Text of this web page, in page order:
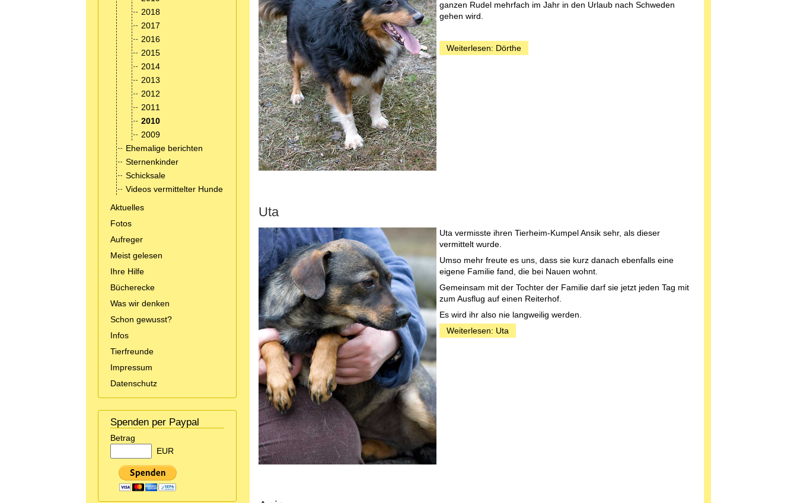
2018
2017
2016
2015
2014
2013
2012
2011
2010
2009
Ehemalige berichten
Sternenkinder
Schicksale
Videos vermittelter Hunde
Aktuelles
Fotos
Aufreger
Meist gelesen
Ihre Hilfe
Bücherecke
Was wir denken
Schon gewusst?
Infos
Tierfreunde
Impressum
Datenschutz
Spenden per Paypal
Betrag
EUR
ganzen Rudel mehrfach im Jahr in den Urlaub nach Schweden
gehen wird.
Weiterlesen: Dörthe
Uta
Uta vermisste ihren Tierheim-Kumpel Ansik sehr, als dieser
vermittelt wurde.
Umso mehr freute es uns, dass sie kurz danach ebenfalls eine
eigene Familie fand, die bei Nauen wohnt.
Gemeinsam mit der Tochter der Familie darf sie jetzt jeden Tag mit
zum Ausflug auf einen Reiterhof.
Es wird ihr also nie langweilig werden.
Weiterlesen: Uta